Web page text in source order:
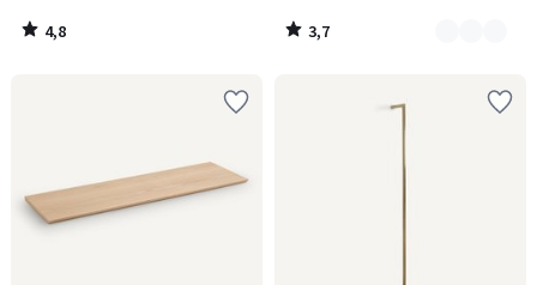
4,8
/
3,7
/